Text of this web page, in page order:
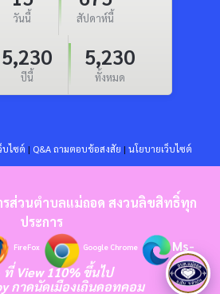
วันนี้ สัปดาห์นี้
5,230
ปีนี้
5,230
ทั้งหมด
บไซต์ | Q&A ถามตอบข้อสงสัย | นโยบายเว็บไซต์
รส่วนตำบลแม่ถอด สงวนลิขสิทธิ์ทุก
ประการ
FireFox Google Chrome
Ms-
ที่ View 110% ขึ้นไป
กาดนัดเมืองเถินดอทคอม